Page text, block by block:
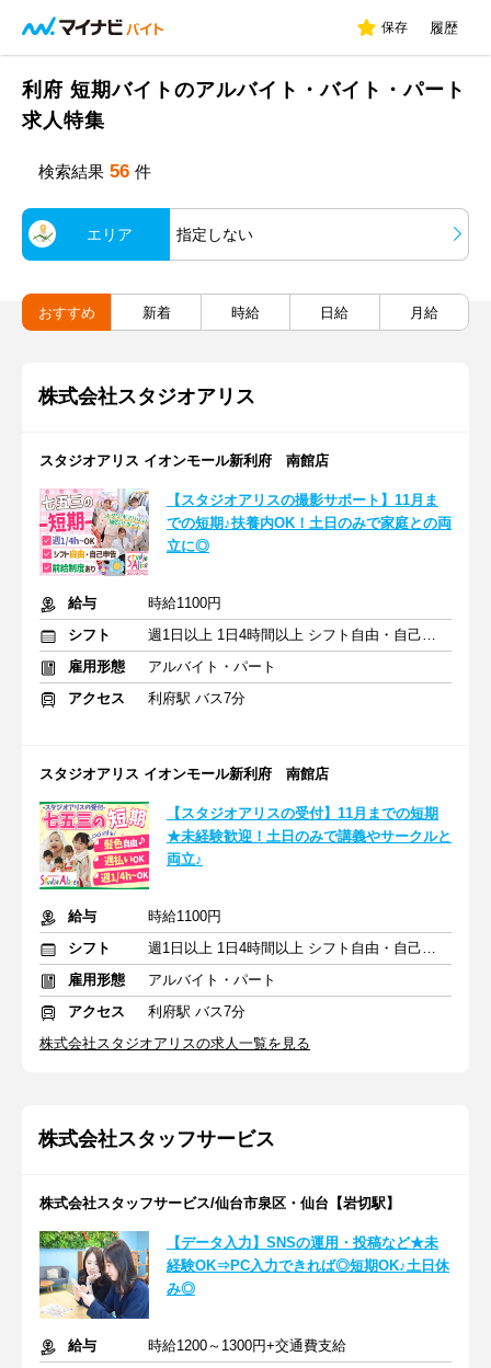
保存 履歴
利府 短期バイトのアルバイト・バイト・パート
求人特集
検索結果 56 件
エリア 指定しない
おすすめ 新着 時給 日給 月給
株式会社スタジオアリス
スタジオアリス イオンモール新利府 南館店
【スタジオアリスの撮影サポート】11月ま
での短期♪扶養内OK！土日のみで家庭との両
立に◎
給与
時給1100円
シフト
週1日以上 1日4時間以上 シフト自由・自己申告
雇用形態
アルバイト・パート
アクセス
利府駅 バス7分
スタジオアリス イオンモール新利府 南館店
【スタジオアリスの受付】11月までの短期
★未経験歓迎！土日のみで講義やサークルと
両立♪
給与
時給1100円
シフト
週1日以上 1日4時間以上 シフト自由・自己申告
雇用形態
アルバイト・パート
アクセス
利府駅 バス7分
株式会社スタジオアリスの求人一覧を見る
株式会社スタッフサービス
株式会社スタッフサービス/仙台市泉区・仙台【岩切駅】
【データ入力】SNSの運用・投稿など★未
経験OK⇒PC入力できれば◎短期OK♪土日休
み◎
給与
時給1200～1300円+交通費支給